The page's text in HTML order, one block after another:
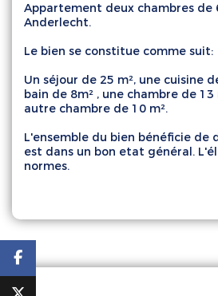
Appartement deux chambres de
Anderlecht.
Le bien se constitue comme suit:
Un séjour de 25 m², une cuisine
bain de 8m² , une chambre de
autre chambre de 10 m².
L'ensemble du bien bénéficie de
est dans un bon etat général.
normes.